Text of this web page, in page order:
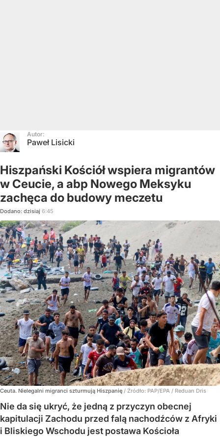
Autor:
Paweł Lisicki
Hiszpański Kościół wspiera migrantów
w Ceucie, a abp Nowego Meksyku
zachęca do budowy meczetu
Dodano: dzisiaj 6:45
Ceuta. Nielegalni migranci szturmują Hiszpanię / Źródło: PAP/EPA / Reduan Dris
Nie da się ukryć, że jedną z przyczyn obecnej
kapitulacji Zachodu przed falą nachodźców z Afryki
i Bliskiego Wschodu jest postawa Kościoła